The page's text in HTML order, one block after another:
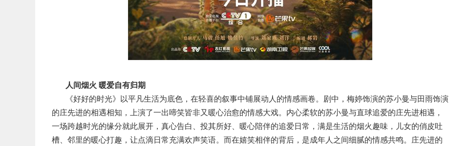
人间烟火 暖爱自有归期
《好好的时光》以平凡生活为底色，在轻喜的叙事中铺展动人的情感画卷。剧中，梅婷饰演的苏小曼与田雨饰演
的庄先进的相遇相知，上演了一出啼笑皆非又暖心治愈的情感大戏。内心柔软的苏小曼与直球追爱的庄先进相遇，
一场跨越时光的缘分就此展开，真心告白、投其所好、暖心陪伴的追爱日常，满是生活的烟火趣味，儿女的俏皮吐
槽、邻里的暖心打趣，让点滴日常充满欢声笑语。而在嬉笑相伴的背后，是成年人之间细腻的情感共鸣。庄先进的